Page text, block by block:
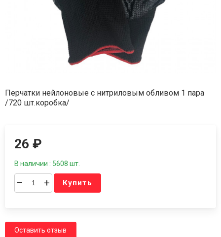
Перчатки нейлоновые с нитриловым обливом 1 пара
/720 шт.коробка/
26₽
В наличии : 5608 шт.
– + Купить
Оставить отзыв